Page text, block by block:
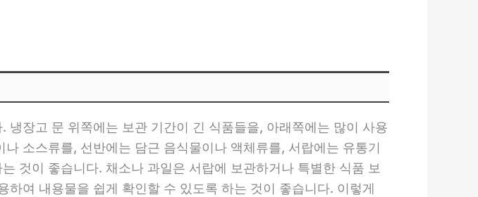
장고 문 위쪽에는 보관 기간이 긴 식품들을, 아래쪽에는 많이 사용
소스류를, 선반에는 담근 음식물이나 액체류를, 서랍에는 유통기
것이 좋습니다. 채소나 과일은 서랍에 보관하거나 특별한 식품 보
여 내용물을 쉽게 확인할 수 있도록 하는 것이 좋습니다. 이렇게